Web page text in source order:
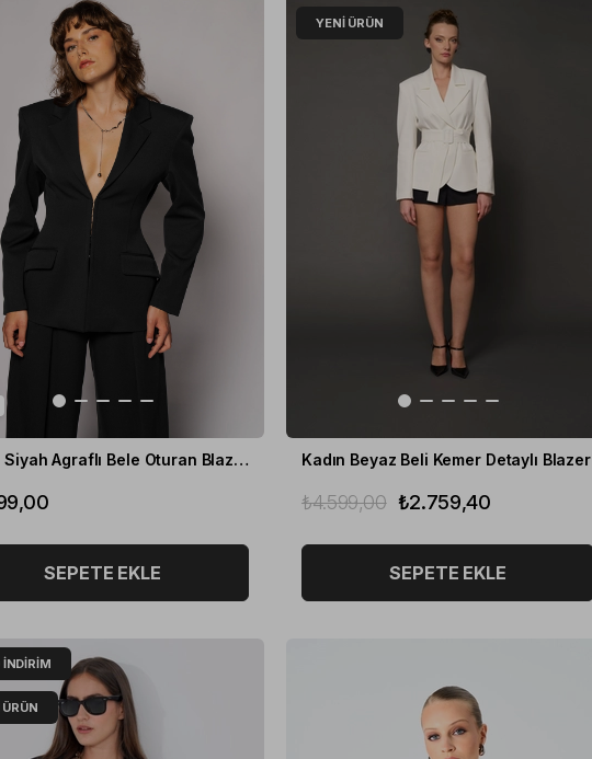
Kadın Siyah Agraflı Bele Oturan Blazer
SEPETE EKLE
Kadın Beyaz Beli Kemer Detaylı Blazer
₺2.759,40
₺4.599,00
SEPETE EKLE
YENI ÜRÜN
İNDIRIM